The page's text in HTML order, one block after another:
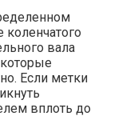
вала
Если метки
вплоть до